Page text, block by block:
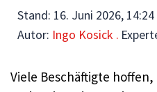
Stand: 16. Juni 2026,
Autor: Ingo Kosick .
Viele Beschäftigte